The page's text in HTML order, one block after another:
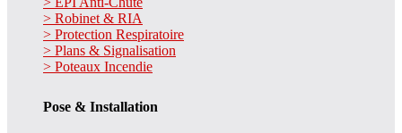
> Robinet & RIA
> Protection Respiratoire
> Plans & Signalisation
> Poteaux Incendie
Pose & Installation